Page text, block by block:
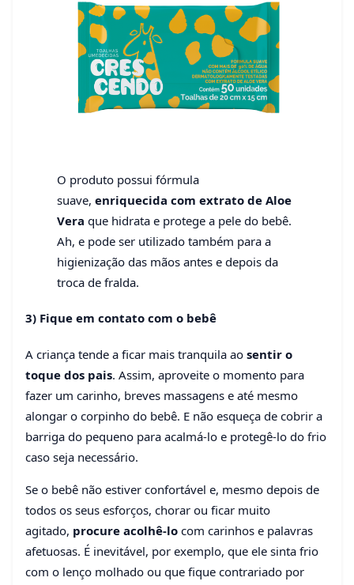
O produto possui fórmula
suave, enriquecida com extrato de Aloe
Vera que hidrata e protege a pele do bebê.
Ah, e pode ser utilizado também para a
higienização das mãos antes e depois da
troca de fralda.
3) Fique em contato com o bebê
A criança tende a ficar mais tranquila ao sentir o
toque dos pais. Assim, aproveite o momento para
fazer um carinho, breves massagens e até mesmo
alongar o corpinho do bebê. E não esqueça de cobrir a
barriga do pequeno para acalmá-lo e protegê-lo do frio
caso seja necessário.
Se o bebê não estiver confortável e, mesmo depois de
todos os seus esforços, chorar ou ficar muito
agitado, procure acolhê-lo com carinhos e palavras
afetuosas. É inevitável, por exemplo, que ele sinta frio
com o lenço molhado ou que fique contrariado por